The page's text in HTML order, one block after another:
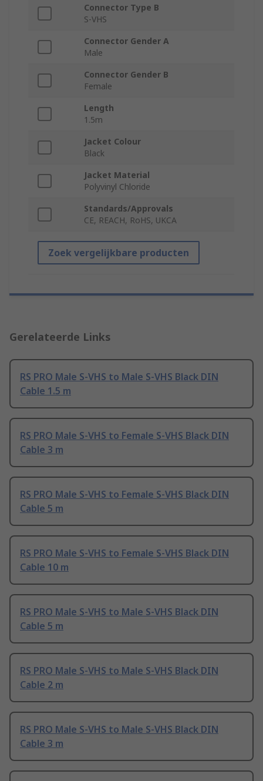
Connector Type B
S-VHS
Connector Gender A
Male
Connector Gender B
Female
Length
1.5m
Jacket Colour
Black
Jacket Material
Polyvinyl Chloride
Standards/Approvals
CE, REACH, RoHS, UKCA
Zoek vergelijkbare producten
Gerelateerde Links
RS PRO Male S-VHS to Male S-VHS Black DIN
Cable 1.5 m
RS PRO Male S-VHS to Female S-VHS Black DIN
Cable 3 m
RS PRO Male S-VHS to Female S-VHS Black DIN
Cable 5 m
RS PRO Male S-VHS to Female S-VHS Black DIN
Cable 10 m
RS PRO Male S-VHS to Male S-VHS Black DIN
Cable 5 m
RS PRO Male S-VHS to Male S-VHS Black DIN
Cable 2 m
RS PRO Male S-VHS to Male S-VHS Black DIN
Cable 3 m